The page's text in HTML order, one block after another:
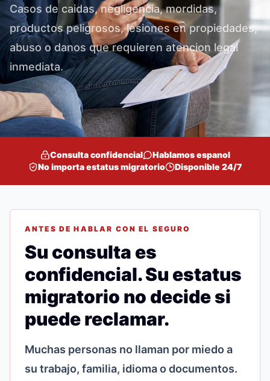
Casos de caidas, negligencia, mordidas,
productos peligrosos, lesiones en propiedades,
abuso o danos que requieren atencion legal
inmediata.
Consulta confidencial
Hablamos espanol
No importa estatus migratorio
Disponible 24/7
ANTES DE HABLAR CON EL SEGURO
Su consulta es
confidencial. Su estatus
migratorio no decide si
puede reclamar.
Muchas personas no llaman por miedo a
su trabajo, familia, idioma o documentos.